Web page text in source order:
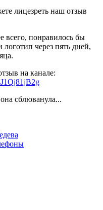
лицезреть наш отзыв
всего, понравилось бы
через пять дней,
на канале:
сблюванула...